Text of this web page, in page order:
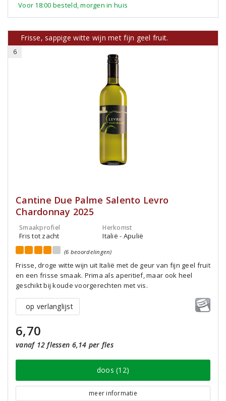
Voor 18:00 besteld, morgen in huis
Frisse, sappige witte wijn met fijn geel fruit.
6
Cantine Due Palme Salento Levro
Chardonnay 2025
Smaakprofiel
Fris tot zacht
Herkomst
Italië - Apulië
(6 beoordelingen)
Frisse, droge witte wijn uit Italië met de geur van fijn geel fruit
en een frisse smaak. Prima als aperitief, maar ook heel
geschikt bij koude voorgerechten met vis.
op verlanglijst
6,70
vanaf 12 flessen 6,14 per fles
doos (12)
meer informatie